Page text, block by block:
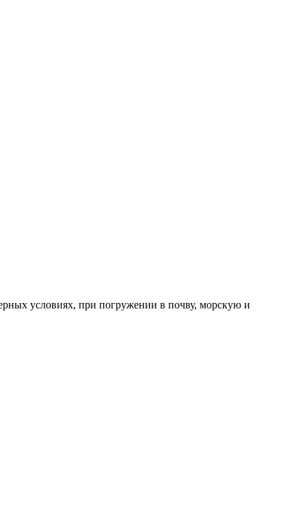
условиях, при погружении в почву, морскую и